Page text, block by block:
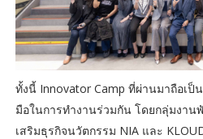
ทั้งนี้ Innovator Camp ที่ผ่านมาถือเป็
มือในการทำงานร่วมกัน โดยกลุ่มงาน
เสริมธุรกิจนวัตกรรม NIA และ